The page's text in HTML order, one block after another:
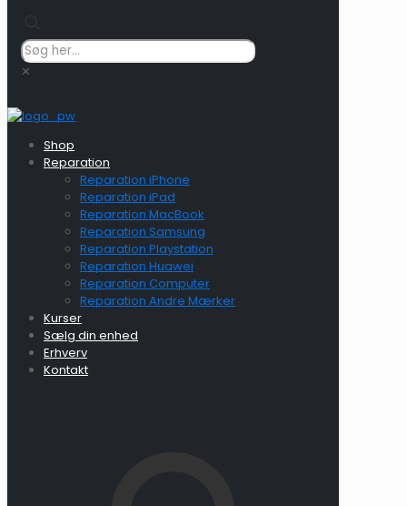
✕
Shop
Reparation
Reparation iPhone
Reparation iPad
Reparation MacBook
Reparation Samsung
Reparation Playstation
Reparation Huawei
Reparation Computer
Reparation Andre Mærker
Kurser
Sælg din enhed
Erhverv
Kontakt